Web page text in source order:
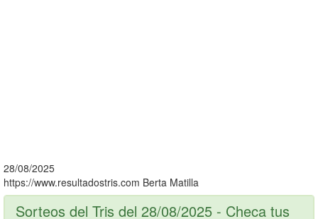
28/08/2025
https://www.resultadostris.com Berta Matilla
Sorteos del Tris del 28/08/2025 - Checa tus